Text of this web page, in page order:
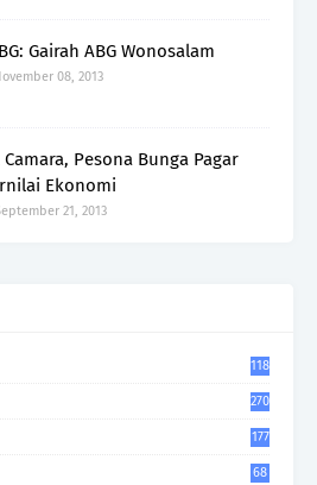
Gairah ABG Wonosalam
08, 2013
Pesona Bunga Pagar
Ekonomi
21, 2013
118
270
177
68